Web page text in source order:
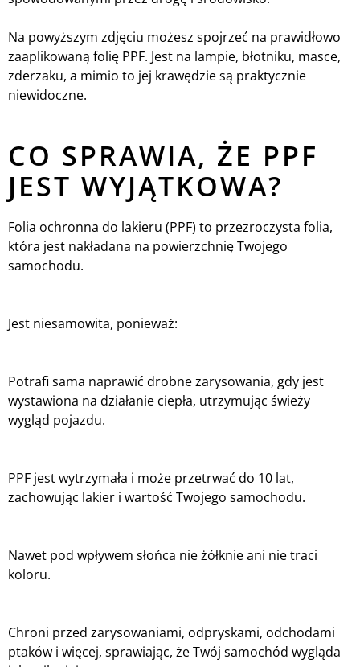
Na powyższym zdjęciu możesz spojrzeć na prawidłowo
zaaplikowaną folię PPF. Jest na lampie, błotniku, masce,
zderzaku, a mimio to jej krawędzie są praktycznie
niewidoczne.
CO SPRAWIA, ŻE PPF
JEST WYJĄTKOWA?
Folia ochronna do lakieru (PPF) to przezroczysta folia,
która jest nakładana na powierzchnię Twojego
samochodu.
Jest niesamowita, ponieważ:
Potrafi sama naprawić drobne zarysowania, gdy jest
wystawiona na działanie ciepła, utrzymując świeży
wygląd pojazdu.
PPF jest wytrzymała i może przetrwać do 10 lat,
zachowując lakier i wartość Twojego samochodu.
Nawet pod wpływem słońca nie żółknie ani nie traci
koloru.
Chroni przed zarysowaniami, odpryskami, odchodami
ptaków i więcej, sprawiając, że Twój samochód wygląda